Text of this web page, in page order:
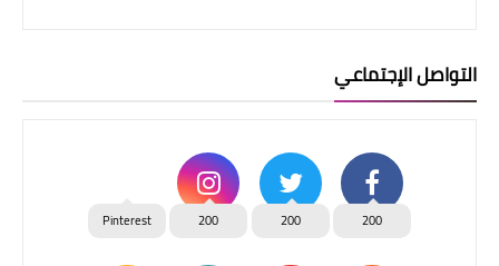
التواصل الإجتماعي
200
200
200
Pinterest